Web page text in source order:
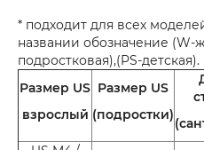
* подходит для всех
названии обозначение (W-
подростковая),(PS-детская).
Размер US
взрослый
Размер US
(подростки)